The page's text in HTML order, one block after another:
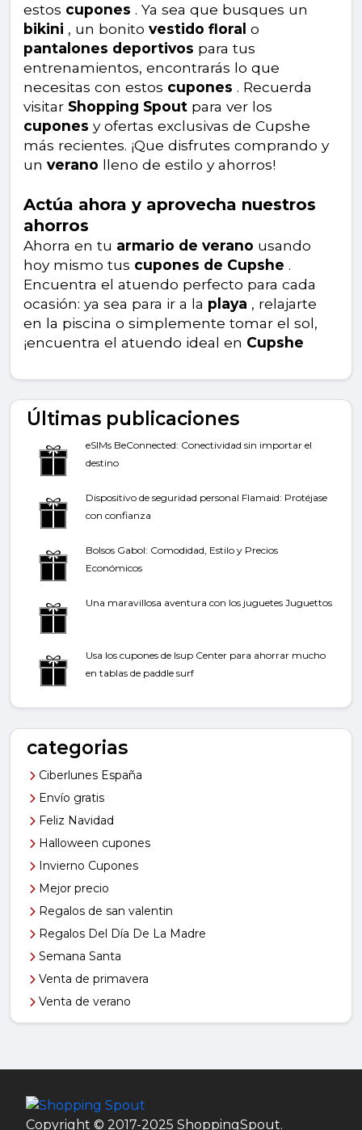
estos cupones . Ya sea que busques un
bikini , un bonito vestido floral o
pantalones deportivos para tus
entrenamientos, encontrarás lo que
necesitas con estos cupones . Recuerda
visitar Shopping Spout para ver los
cupones y ofertas exclusivas de Cupshe
más recientes. ¡Que disfrutes comprando y
un verano lleno de estilo y ahorros!
Actúa ahora y aprovecha nuestros
ahorros
Ahorra en tu armario de verano usando
hoy mismo tus cupones de Cupshe .
Encuentra el atuendo perfecto para cada
ocasión: ya sea para ir a la playa , relajarte
en la piscina o simplemente tomar el sol,
¡encuentra el atuendo ideal en Cupshe
Últimas publicaciones
eSIMs BeConnected: Conectividad sin importar el
destino
Dispositivo de seguridad personal Flamaid: Protéjase
con confianza
Bolsos Gabol: Comodidad, Estilo y Precios
Económicos
Una maravillosa aventura con los juguetes Juguettos
Usa los cupones de Isup Center para ahorrar mucho
en tablas de paddle surf
categorias
Ciberlunes España
Envío gratis
Feliz Navidad
Halloween cupones
Invierno Cupones
Mejor precio
Regalos de san valentin
Regalos Del Día De La Madre
Semana Santa
Venta de primavera
Venta de verano
Copyright © 2017-2025 ShoppingSpout.